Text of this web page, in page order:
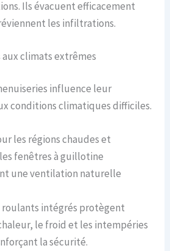
Ils évacuent efficacement
les infiltrations.
aux climats extrêmes
influence leur
conditions climatiques difficiles.
les régions chaudes et
fenêtres à guillotine
une ventilation naturelle
roulants intégrés protègent
le froid et les intempéries
la sécurité.